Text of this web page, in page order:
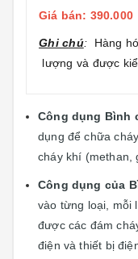
Giá bán: 390.000
Ghi chú: Hàng
lượng và được
Công dụng Bình
dụng để chữa
cháy khí (methan,
Công dụng của
vào từng loại, mỗi
được các đám
điện và thiết bị